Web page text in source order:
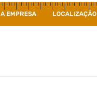
A EMPRESA LOCALIZAÇÃO